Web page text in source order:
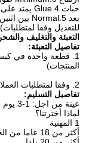
حبات 4.Glue يمتد على طول العنصر
للتعديل وفقا لمتطلبات)
التعبئة والتغليف
تفاصيل التعبئة:
1. قطعة واحدة في
المنتجات)
2. وفقا لمتطلبات العملاء
تفاصيل التسليم:
عينة من اجل: 1-3 يوم عمل.
لماذا أخترتنا؟
1 المهنية
أكثر من 18